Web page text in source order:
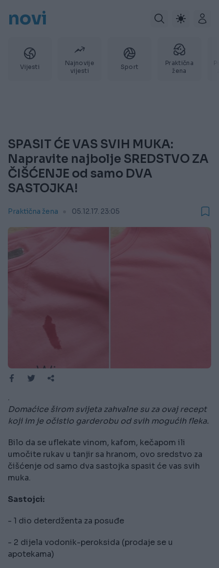
novi
Vijesti
Najnovije
vijesti
Sport
Praktična
žena
SPASIT ĆE VAS SVIH MUKA:
Napravite najbolje SREDSTVO ZA
ČIŠĆENJE od samo DVA
SASTOJKA!
Praktična žena 05.12.17. 23:05
.
Domaćice širom svijeta zahvalne su za ovaj recept
koji im je očistio garderobu od svih mogućih fleka.
Bilo da se uflekate vinom, kafom, kečapom ili
umočite rukav u tanjir sa hranom, ovo sredstvo za
čišćenje od samo dva sastojka spasit će vas svih
muka.
Sastojci:
- 1 dio deterdženta za posuđe
- 2 dijela vodonik-peroksida (prodaje se u
apotekama)